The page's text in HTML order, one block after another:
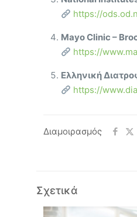
https://
Mayo Clinic –
https://
Ελληνική
https://
Διαμοιρασμός
Σχετικά